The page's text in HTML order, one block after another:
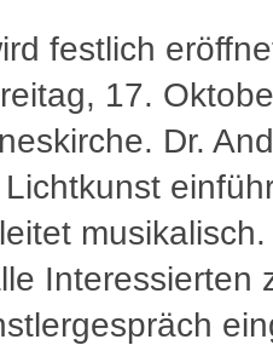
festlich
17.
Dr.
musikalisch.
Interessierten